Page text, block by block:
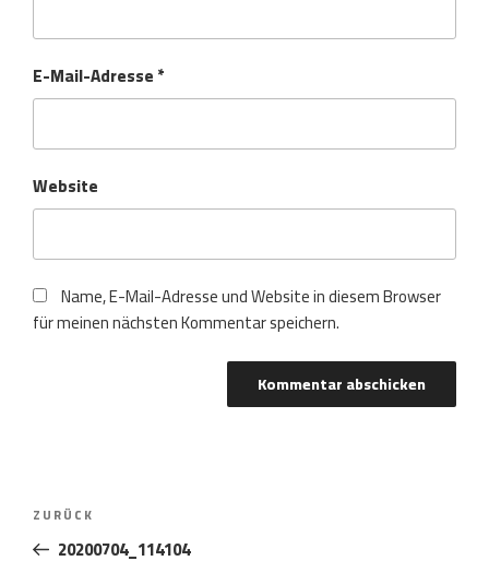
E-Mail-Adresse*
Website
Name, E-Mail-Adresse und Website in diesem Browser
für meinen nächsten Kommentar speichern.
Beitragsnavigation
Vorheriger
Beitrag
ZURÜCK
20200704_114104